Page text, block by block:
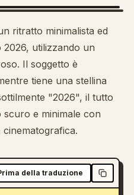
ritratto minimalista ed
2026, utilizzando un
Il soggetto è
tiene una stellina
"2026", il tutto
e minimale con
della traduzione